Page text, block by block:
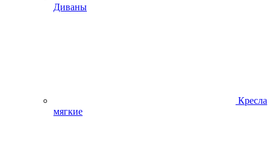
Диваны
Кресла
мягкие